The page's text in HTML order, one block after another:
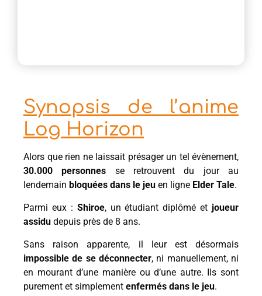
Synopsis de l’anime
Log Horizon
Alors que rien ne laissait présager un tel évènement,
30.000 personnes se retrouvent du jour au
lendemain bloquées dans le jeu en ligne Elder Tale.
Parmi eux : Shiroe, un étudiant diplômé et joueur
assidu depuis près de 8 ans.
Sans raison apparente, il leur est désormais
impossible de se déconnecter, ni manuellement, ni
en mourant d’une manière ou d’une autre. Ils sont
purement et simplement enfermés dans le jeu.